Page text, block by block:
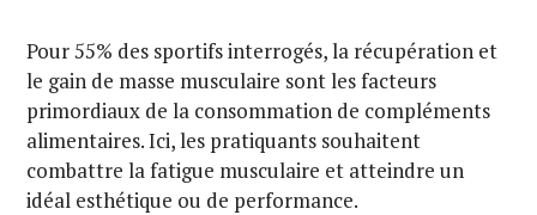
Pour 55% des sportifs interrogés, la récupération et
le gain de masse musculaire sont les facteurs
primordiaux de la consommation de compléments
alimentaires. Ici, les pratiquants souhaitent
combattre la fatigue musculaire et atteindre un
idéal esthétique ou de performance.